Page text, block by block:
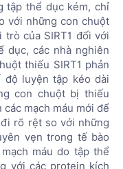
tập thể dục kém, chỉ
với những con chuột
trò của SIRT1 đối với
dục, các nhà nghiên
thiếu SIRT1 phản
luyện tập kéo dài
con chuột bị thiếu
các mạch máu mới để
rõ rệt so với những
vẹn trong tế bào
máu do tập thể
với các protein kích